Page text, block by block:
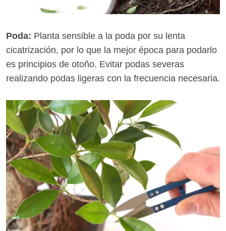
Poda: Planta sensible a la poda por su lenta
cicatrización, por lo que la mejor época para podarlo
es principios de otoño. Evitar podas severas
realizando podas ligeras con la frecuencia necesaria.